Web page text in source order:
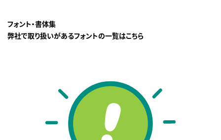
フォント・書体集
弊社で取り扱いがあるフォントの一覧はこちら